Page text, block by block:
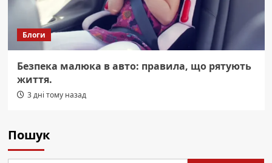
Блоги
Безпека малюка в авто: правила, що рятують
життя.
3 дні тому назад
Пошук